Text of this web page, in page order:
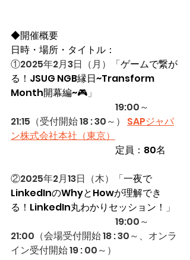
◆開催概要
日時・場所・タイトル：
①2025年2月3日（月）
「ゲームで繋が
る！JSUG NGB縁日~Transform
Month開幕編~🎮 」
19:00～
21:15 （受付開始 18 : 30～）
SAPジャパ
ン株式会社本社（東京）
定員：80名
②2025年2月13日（木）「一夜で
LinkedInのWhyとHowが理解でき
る！LinkedIn丸わかりセッション！ 」
19:00～
21:00 （会場受付開始 18 : 30～、オンラ
イン受付開始 19 : 00～）